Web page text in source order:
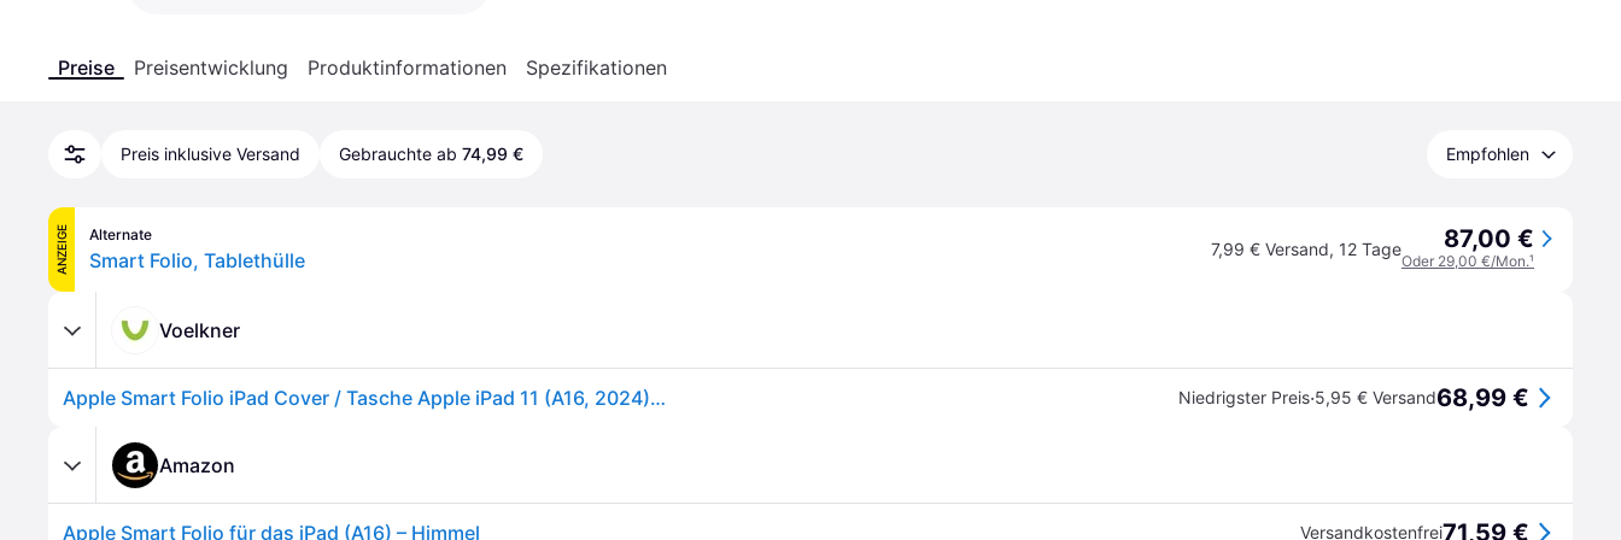
Preise Preisentwicklung Produktinformationen Spezifikationen
Preis inklusive Versand Gebrauchte ab 74,99 € Empfohlen
ANZEIGE Alternate
Smart Folio, Tablethülle 7,99 € Versand, 12 Tage 87,00 €
Oder 29,00 €/Mon.¹
Voelkner
Apple Smart Folio iPad Cover / Tasche Apple iPad 11 (A16, 2024), iPad 10.9 (Gen.10, 2022) 27,7 cm (10,9 ) - 27,9 cm (11 ) BookCase Himmel Niedrigster Preis·5,95 € Versand68,99 €
Amazon
Apple Smart Folio für das iPad (A16) – Himmel ​​​​​​​ Versandkostenfrei71,59 €